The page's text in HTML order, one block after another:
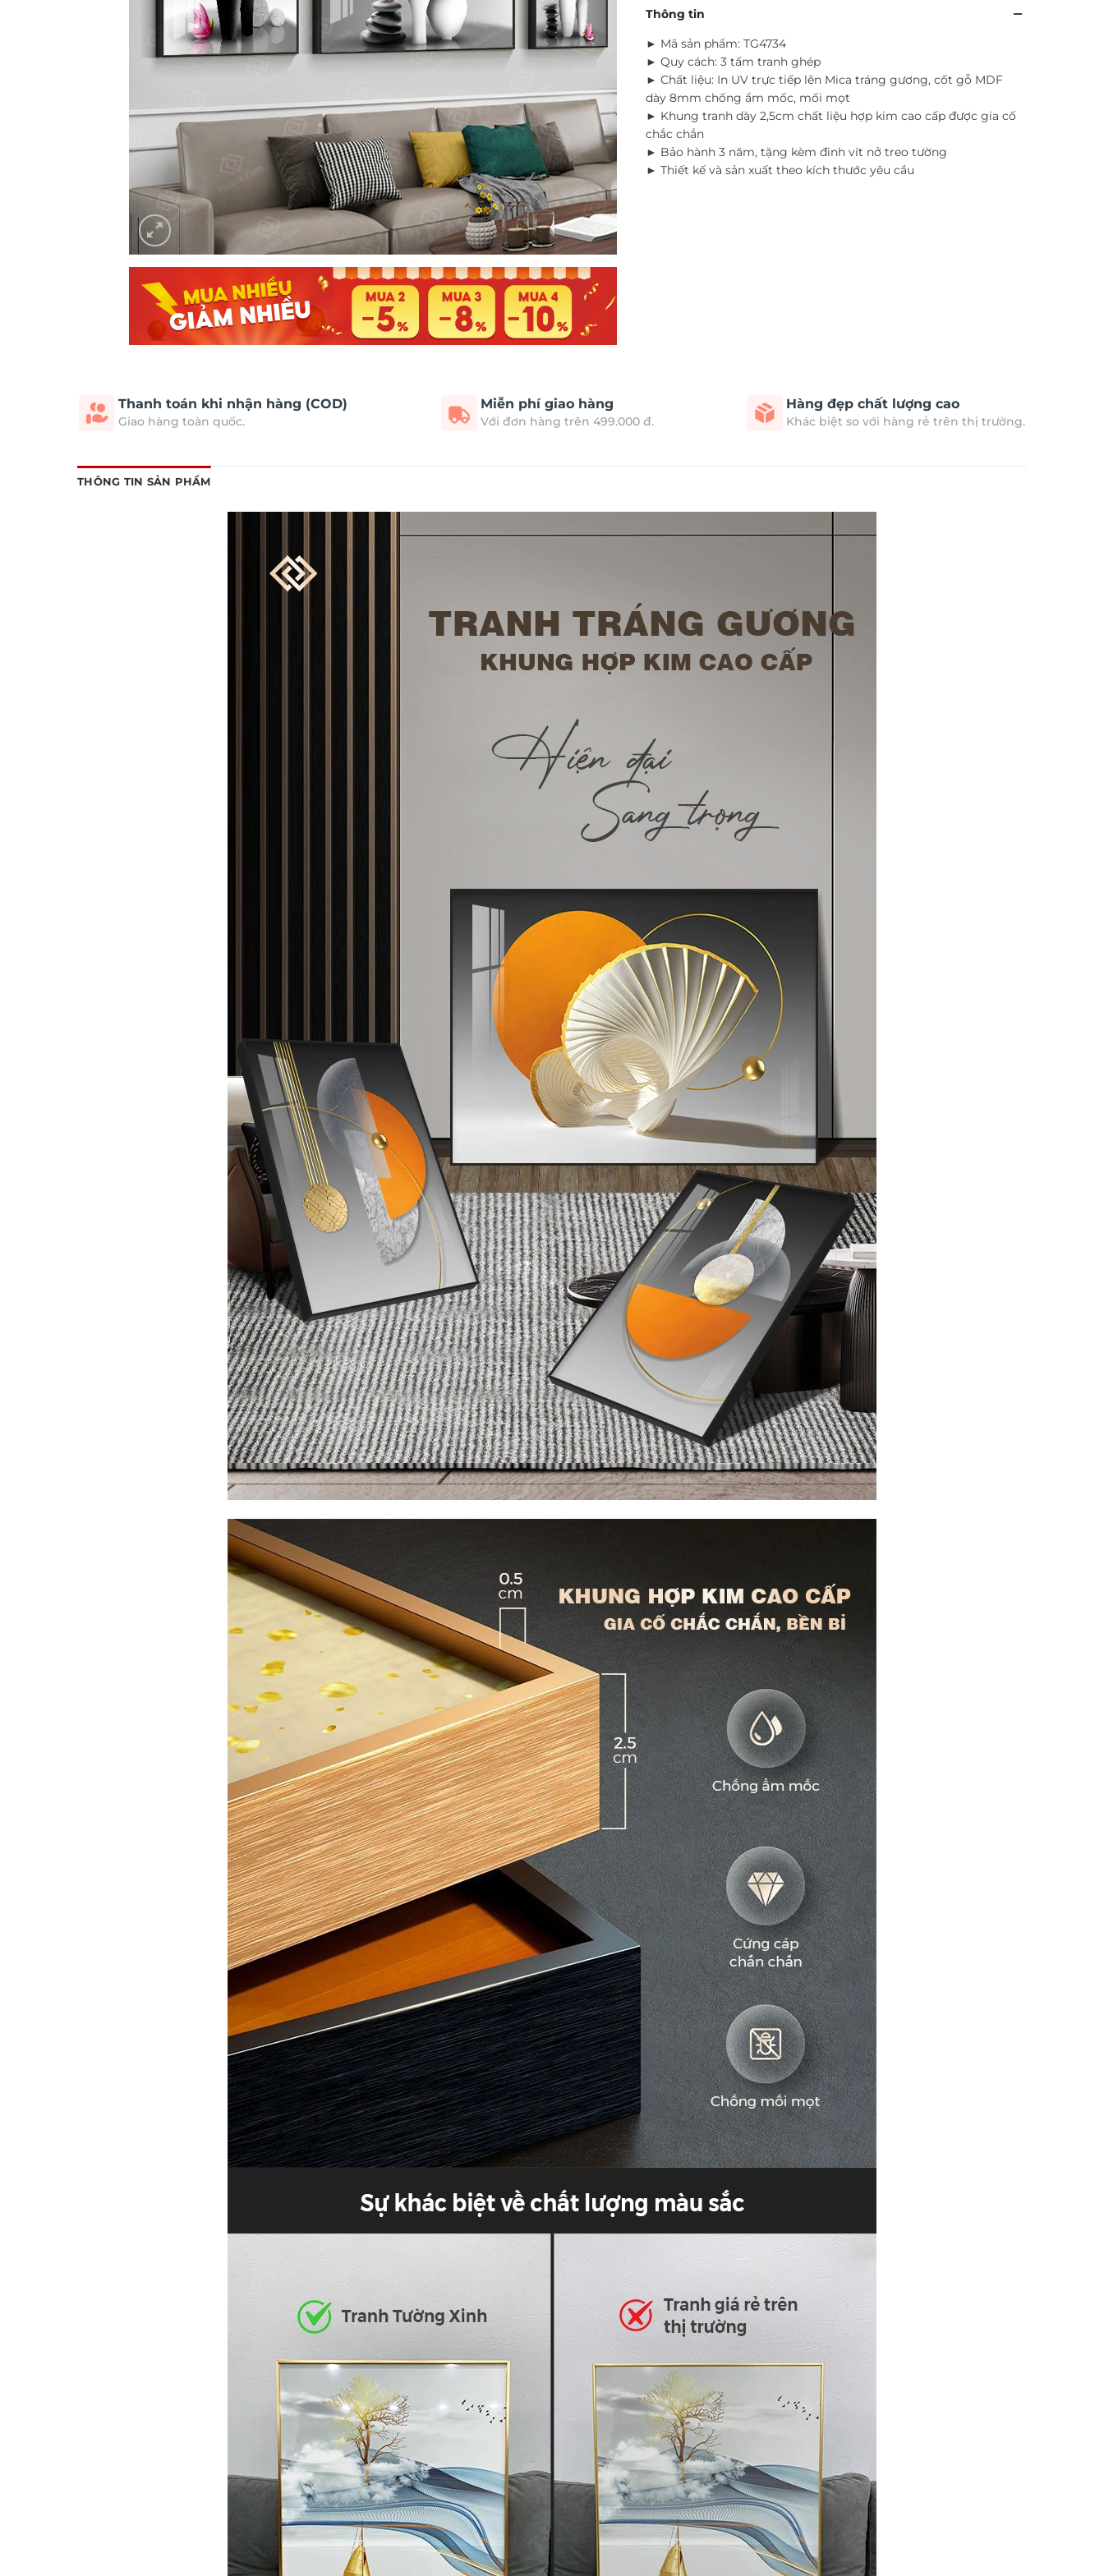
Thông tin
► Mã sản phẩm: TG4734
► Quy cách: 3 tấm tranh ghép
► Chất liệu: In UV trực tiếp lên Mica tráng gương, cốt gỗ MDF
dày 8mm chống ẩm mốc, mối mọt
► Khung tranh dày 2,5cm chất liệu hợp kim cao cấp được gia cố
chắc chắn
► Bảo hành 3 năm, tặng kèm đinh vít nở treo tường
► Thiết kế và sản xuất theo kích thước yêu cầu
Thanh toán khi nhận hàng (COD)
Giao hàng toàn quốc.
Miễn phí giao hàng
Với đơn hàng trên 499.000 đ.
Hàng đẹp chất lượng cao
Khác biệt so với hàng rẻ trên thị trường.
THÔNG TIN SẢN PHẨM